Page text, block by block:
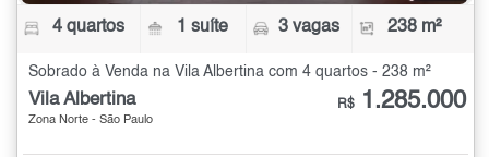
4 quartos 1 suíte 3 vagas 238 m²
Sobrado à Venda na Vila Albertina com 4 quartos - 238 m²
Vila Albertina
Zona Norte - São Paulo
R$ 1.285.000